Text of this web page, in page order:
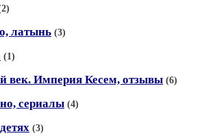
латынь (3)
(1)
век. Империя Кесем, отзывы (6)
сериалы (4)
(3)